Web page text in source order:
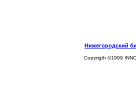
Нижегородский
Copyrigth ©1999